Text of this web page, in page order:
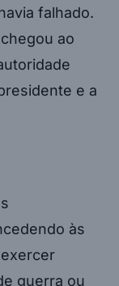
falhado.
ao
e a
às
guerra ou